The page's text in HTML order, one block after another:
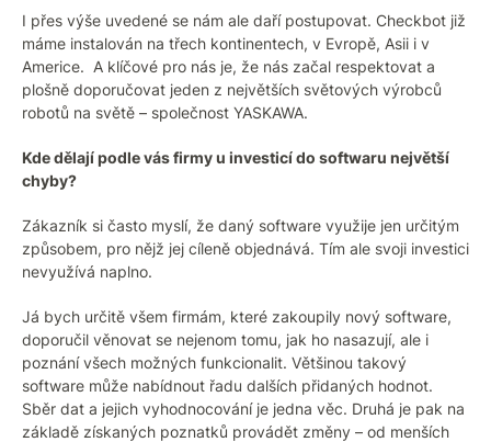
I přes výše uvedené se nám ale daří postupovat. Checkbot již
máme instalován na třech kontinentech, v Evropě, Asii i v
Americe. A klíčové pro nás je, že nás začal respektovat a
plošně doporučovat jeden z největších světových výrobců
robotů na světě – společnost YASKAWA.
Kde dělají podle vás firmy u investicí do softwaru největší
chyby?
Zákazník si často myslí, že daný software využije jen určitým
způsobem, pro nějž jej cíleně objednává. Tím ale svoji investici
nevyužívá naplno.
Já bych určitě všem firmám, které zakoupily nový software,
doporučil věnovat se nejenom tomu, jak ho nasazují, ale i
poznání všech možných funkcionalit. Většinou takový
software může nabídnout řadu dalších přidaných hodnot.
Sběr dat a jejich vyhodnocování je jedna věc. Druhá je pak na
základě získaných poznatků provádět změny – od menších